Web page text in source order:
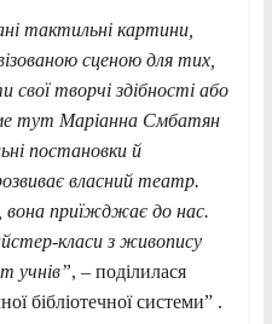
тактильні картини,
сценою для тих,
творчі здібності або
тут Маріанна Смбатян
постановки й
власний театр.
вона приїжджає до нас.
класи з живопису
учнів”, – поділилася
бібліотечної системи” .